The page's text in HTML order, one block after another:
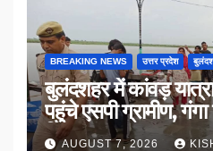
BREAKING NEWS उत्तर प्रदेश
बुलंदशहर में कांवड़
पहुंचे एसपी ग्रामीण,
किया संवाद
AUGUST 7, 2026